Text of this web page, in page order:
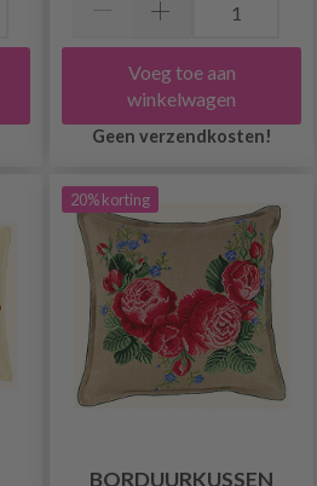
Voeg toe aan
winkelwagen
Geen verzendkosten!
20% korting
BORDUURKUSSEN